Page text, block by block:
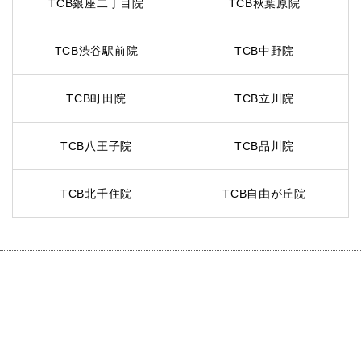
TCB銀座二丁目院 TCB秋葉原院
TCB渋谷駅前院 TCB中野院
TCB町田院 TCB立川院
TCB八王子院 TCB品川院
TCB北千住院 TCB自由が丘院